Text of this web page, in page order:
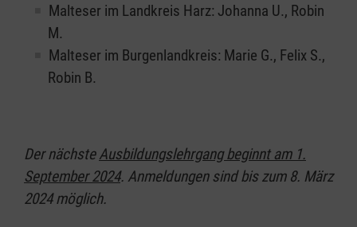
Malteser im Landkreis Harz: Johanna U., Robin
M.
Malteser im Burgenlandkreis: Marie G., Felix S.,
Robin B.
Der nächsteAusbildungslehrgang beginnt am 1.
September 2024. Anmeldungen sind bis zum 8. März
2024 möglich.